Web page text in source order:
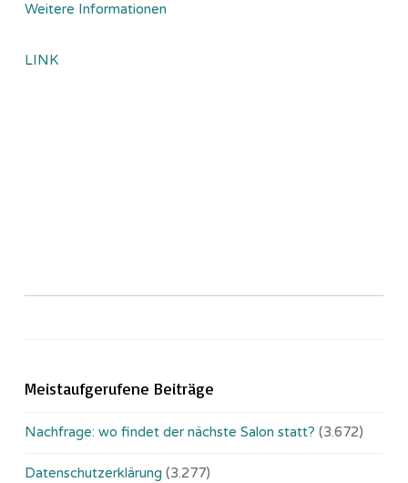
Weitere Informationen
LINK
Meistaufgerufene Beiträge
Nachfrage: wo findet der nächste Salon statt? (3.672)
Datenschutzerklärung (3.277)